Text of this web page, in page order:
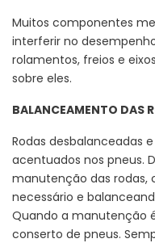
Muitos componentes
interferir no
rolamentos, freios e
sobre eles.
BALANCEAMENTO DAS
Rodas desbalanceadas
acentuados nos pneus.
manutenção das rodas,
necessário e
Quando a manutenção
conserto de pneus.